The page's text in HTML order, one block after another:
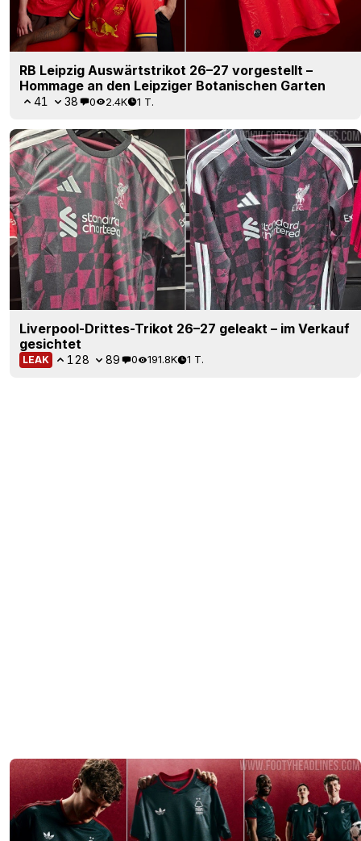
RB Leipzig Auswärtstrikot 26–27 vorgestellt –
Hommage an den Leipziger Botanischen Garten
41 38 0 2.4K 1 T.
Liverpool-Drittes-Trikot 26–27 geleakt – im Verkauf
gesichtet
LEAK 128 89 0 191.8K 1 T.